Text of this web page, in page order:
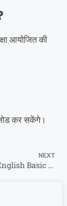
आयोजित की
कर सकेंगे।
NEXT
MP Board English Basic and Standard 2026: कक्षा 9वीं और 10वीं में बड़ा बदलाव